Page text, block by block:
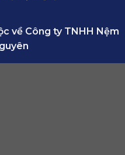
về Công ty TNHH Nệm